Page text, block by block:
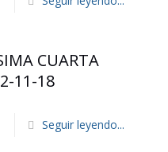
CUARTA
11-18
Seguir leyendo...